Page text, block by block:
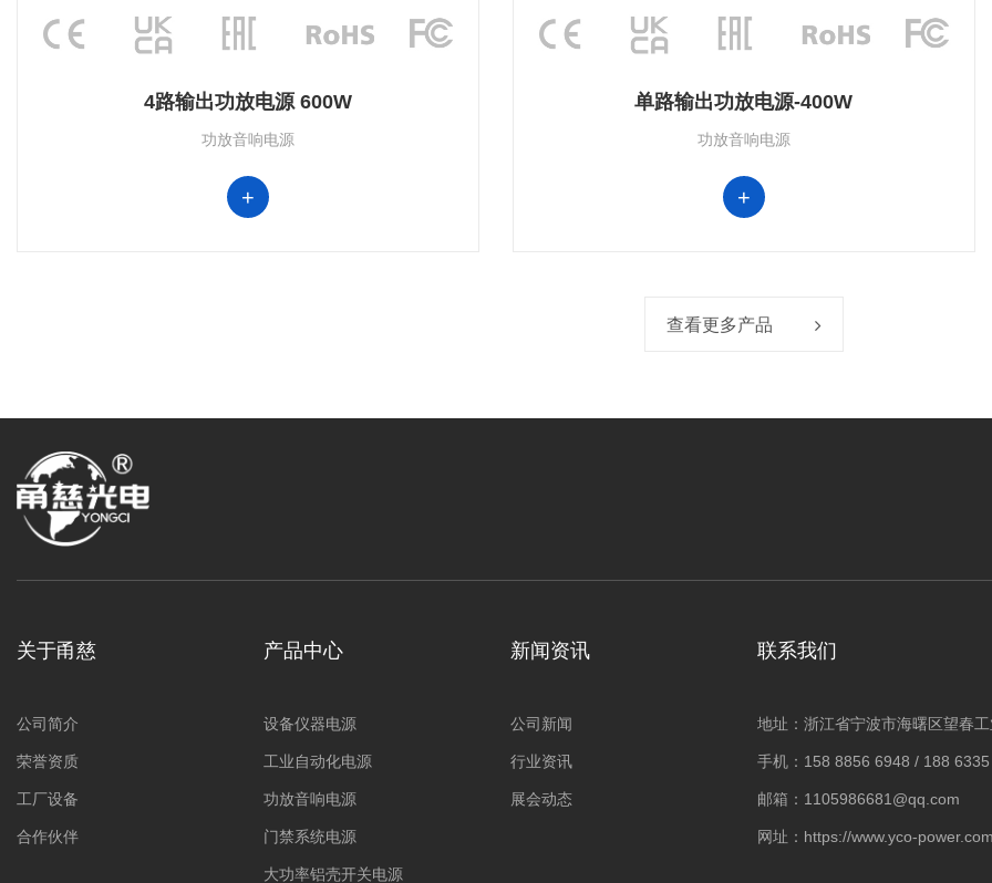
4路输出功放电源 600W
功放音响电源
+
单路输出功放电源-400W
功放音响电源
+
查看更多产品
关于甬慈
公司简介
荣誉资质
工厂设备
合作伙伴
产品中心
设备仪器电源
工业自动化电源
功放音响电源
门禁系统电源
大功率铝壳开关电源
新闻资讯
公司新闻
行业资讯
展会动态
联系我们
地址：浙江省宁波市海曙区望春
手机：158 8856 6948 / 188
邮箱：1105986681@qq.com
网址：https://www.yco-